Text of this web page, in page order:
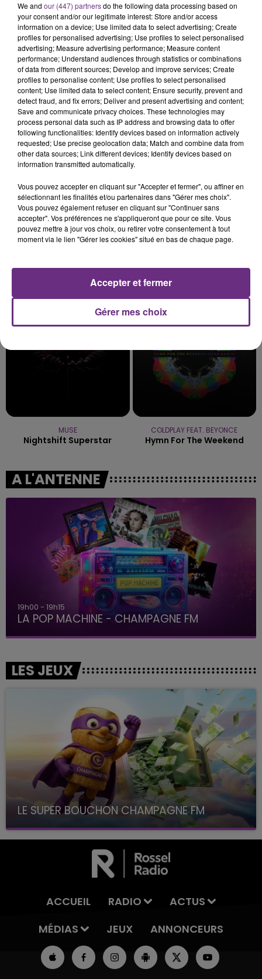
VENEZ FÊTER CE WEEK-END
L'ANNIVERSAIRE DE WOINIC
Ce samedi 8 août sera un grand jour :
l'anniversaire du plus gros sanglier du monde.
Une fête est donc organisée et vous êtes tous
conviés !
TITRES DIFFUSÉS
12h59
12h59 12h56
12h56
MUSE
Nightshift Superstar
12h47
12h47
COLDPLAY FEAT. BEYONCE
Hymn For The Weekend
A L'ANTENNE
19h00 - 19h15
LA POP MACHINE - CHAMPAGNE FM
LES JEUX
LE SUPER BOUCHON CHAMPAGNE FM
avec La Famille Champagne FM, à 8H10
ACCUEIL RADIO
ACTUS
MÉDIAS
JEUX ANNONCEURS
We and our (447) partnersdo the following data processing based on
your consent and/or our legitimate interest: Store and/or access
information on a device; Use limited data to select advertising; Create
profiles for personalised advertising; Use profiles to select personalised
advertising; Measure advertising performance; Measure content
performance; Understand audiences through statistics or combinations
of data from different sources; Develop and improve services; Create
profiles to personalise content; Use profiles to select personalised
content; Use limited data to select content; Ensure security, prevent and
detect fraud, and fix errors; Deliver and present advertising and content;
Save and communicate privacy choices. These technologies may
process personal data such as IP address and browsing data to offer
following functionalities: Identify devices based on information actively
requested; Use precise geolocation data; Match and combine data from
other data sources; Link different devices; Identify devices based on
information transmitted automatically.
Vous pouvez accepter en cliquant sur "Accepter et fermer", ou affiner en
sélectionnant les finalités et/ou partenaires dans "Gérer mes choix".
Vous pouvez également refuser en cliquant sur "Continuer sans
accepter". Vos préférences ne s'appliqueront que pour ce site. Vous
pouvez mettre à jour vos choix, ou retirer votre consentement à tout
moment via le lien "Gérer les cookies" situé en bas de chaque page.
Gérer mes choix
Accepter et fermer